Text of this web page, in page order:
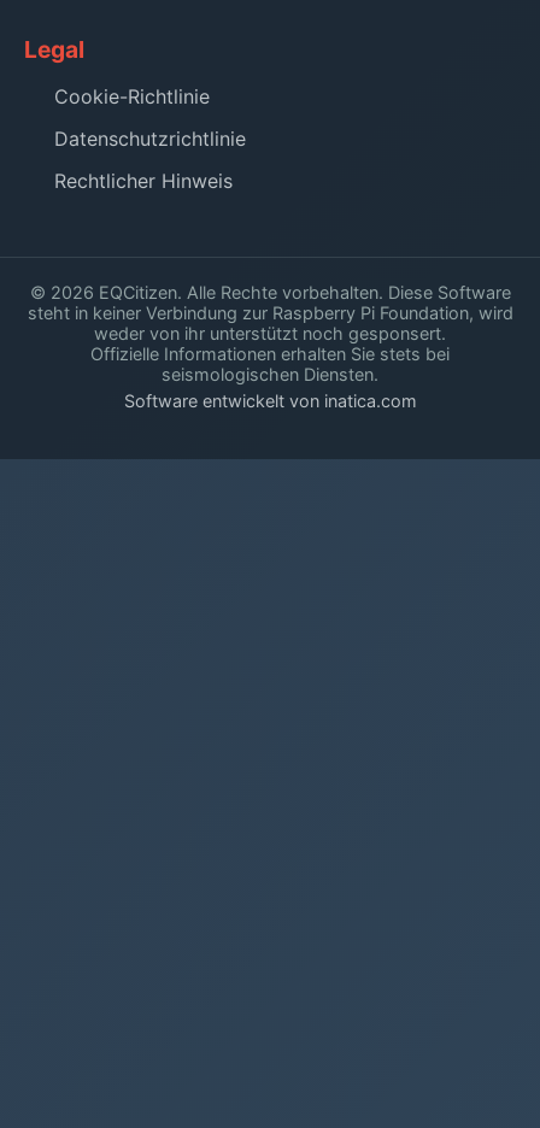
Legal
Cookie-Richtlinie
Datenschutzrichtlinie
Rechtlicher Hinweis
© 2026 EQCitizen. Alle Rechte vorbehalten. Diese Software
steht in keiner Verbindung zur Raspberry Pi Foundation, wird
weder von ihr unterstützt noch gesponsert.
Offizielle Informationen erhalten Sie stets bei
seismologischen Diensten.
Software entwickelt von inatica.com